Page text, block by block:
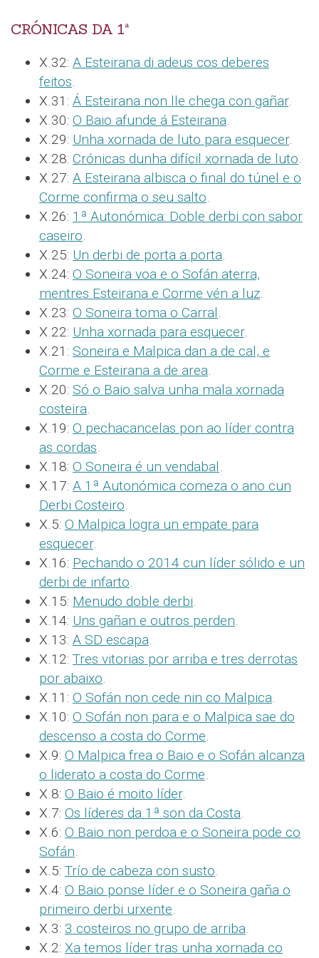
CRÓNICAS DA 1ª
X.32: A Esteirana di adeus cos deberes
feitos.
X.31: Á Esteirana non lle chega con gañar.
X.30: O Baio afunde á Esteirana.
X.29: Unha xornada de luto para esquecer.
X.28: Crónicas dunha difícil xornada de luto.
X.27: A Esteirana albisca o final do túnel e o
Corme confirma o seu salto.
X.26: 1ª Autonómica: Doble derbi con sabor
caseiro.
X.25: Un derbi de porta a porta.
X.24: O Soneira voa e o Sofán aterra,
mentres Esteirana e Corme vén a luz.
X.23: O Soneira toma o Carral.
X.22: Unha xornada para esquecer.
X.21: Soneira e Malpica dan a de cal, e
Corme e Esteirana a de area.
X.20: Só o Baio salva unha mala xornada
costeira.
X.19: O pechacancelas pon ao líder contra
as cordas.
X.18: O Soneira é un vendabal.
X.17: A 1ª Autonómica comeza o ano cun
Derbi Costeiro.
X.5: O Malpica logra un empate para
esquecer.
X.16: Pechando o 2014 cun líder sólido e un
derbi de infarto.
X.15: Menudo doble derbi.
X.14: Uns gañan e outros perden.
X.13: A SD escapa.
X.12: Tres vitorias por arriba e tres derrotas
por abaixo.
X.11: O Sofán non cede nin co Malpica.
X.10: O Sofán non para e o Malpica sae do
descenso a costa do Corme.
X.9: O Malpica frea o Baio e o Sofán alcanza
o liderato a costa do Corme.
X.8: O Baio é moito líder.
X.7: Os líderes da 1ª son da Costa.
X.6: O Baio non perdoa e o Soneira pode co
Sofán.
X.5: Trío de cabeza con susto.
X.4: O Baio ponse líder e o Soneira gaña o
primeiro derbi urxente.
X.3: 3 costeiros no grupo de arriba.
X.2: Xa temos líder tras unha xornada co